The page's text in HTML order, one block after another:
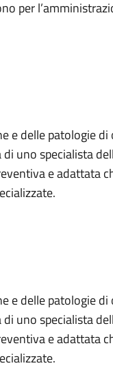
per
delle patologie di
uno specialista
e adattata
delle patologie di
uno specialista
e adattata